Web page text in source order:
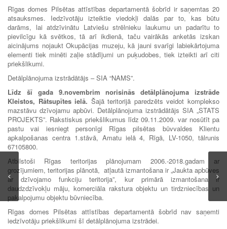
Rīgas domes Pilsētas attīstības departamentā šobrīd ir saņemtas 20
atsauksmes. Iedzīvotāju izteiktie viedokļi dalās par to, kas būtu
darāms, lai atdzīvinātu Latviešu strēlnieku laukumu un padarītu to
pievilcīgu kā svētkos, tā arī ikdienā, taču vairākās anketās izskan
aicinājums nojaukt Okupācijas muzeju, kā jauni svarīgi labiekārtojuma
elementi tiek minēti zaļie stādījumi un puķudobes, tiek izteikti arī citi
priekšlikumi.
Detālplānojuma izstrādātājs – SIA “NAMS”.
Līdz šī gada 9.novembrim norisinās detālplānojuma izstrāde
Kleistos, Rātsupītes ielā. Šajā teritorijā paredzēts veidot komplekso
mazstāvu dzīvojamu apbūvi. Detālplānojuma izstrādātājs SIA „STATS
PROJEKTS”. Rakstiskus priekšlikumus līdz 09.11.2009. var nosūtīt pa
pastu vai iesniegt personīgi Rīgas pilsētas būvvaldes Klientu
apkalpošanas centra 1.stāvā, Amatu ielā 4, Rīgā, LV-1050, tālrunis
67105800.
Atbilstoši Rīgas teritorijas plānojumam 2006.-2018.gadam ar
grozījumiem, teritorijas plānotā, atļautā izmantošana ir „Jaukta apbūves
ar dzīvojamo funkciju teritorija”, kur primārā izmantošana ir
daudzdzīvokļu māju, komerciāla rakstura objektu un tirdzniecības un
pakalpojumu objektu būvniecība.
Rīgas domes Pilsētas attīstības departamentā šobrīd nav saņemti
iedzīvotāju priekšlikumi šī detālplānojuma izstrādei.